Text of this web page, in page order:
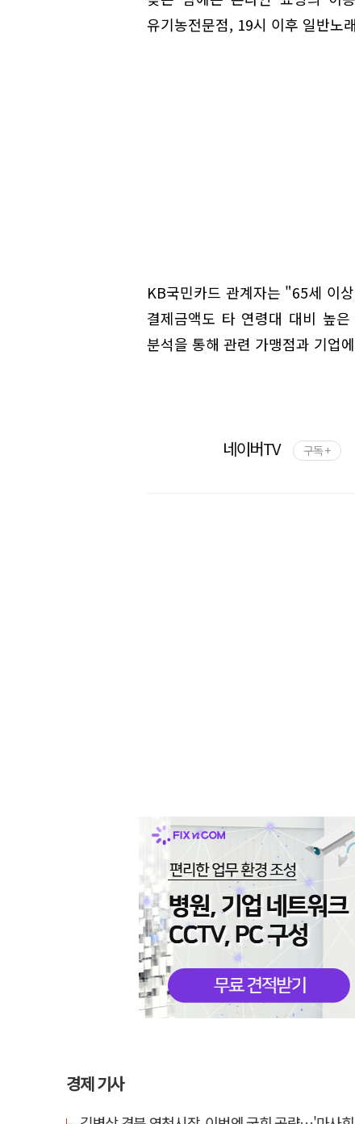
유기농전문점, 19시 이후 일반노
KB국민카드 관계자는 "65세 이
결제금액도 타 연령대 대비 높
분석을 통해 관련 가맹점과 기업
네이버TV 구독 +
경제 기사